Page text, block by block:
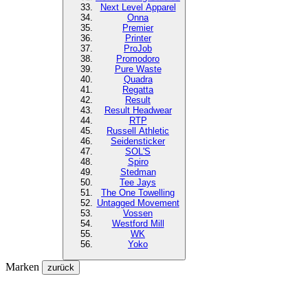
Next Level Apparel
Onna
Premier
Printer
ProJob
Promodoro
Pure Waste
Quadra
Regatta
Result
Result Headwear
RTP
Russell Athletic
Seidensticker
SOL'S
Spiro
Stedman
Tee Jays
The One Towelling
Untagged Movement
Vossen
Westford Mill
WK
Yoko
Marken zurück